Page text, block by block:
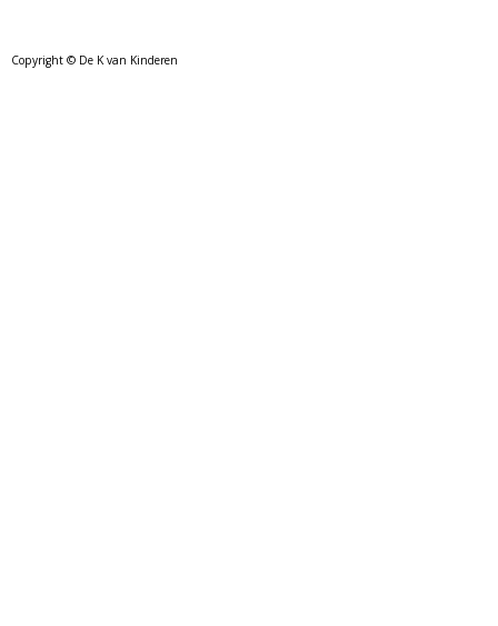
Copyright © De K van Kinderen